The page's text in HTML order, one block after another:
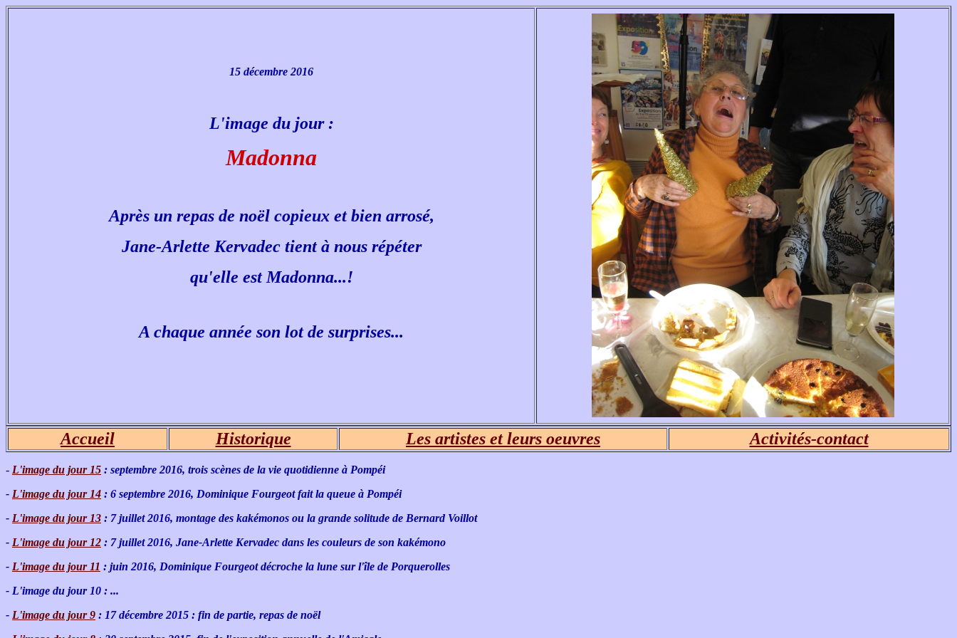
15 décembre 2016
L'image du jour :
Madonna
Après un repas de noël copieux et bien arrosé,
Jane-Arlette Kervadec tient à nous répéter
qu'elle est Madonna...!
A chaque année son lot de surprises...
Accueil Historique Les artistes et leurs oeuvres Activités-contact
- L'image du jour 15 : septembre 2016, trois scènes de la vie quotidienne à Pompéi
- L'image du jour 14 : 6 septembre 2016, Dominique Fourgeot fait la queue à Pompéi
- L'image du jour 13 : 7 juillet 2016, montage des kakémonos ou la grande solitude de Bernard Voillot
- L'image du jour 12 : 7 juillet 2016, Jane-Arlette Kervadec dans les couleurs de son kakémono
- L'image du jour 11 : juin 2016, Dominique Fourgeot décroche la lune sur l'île de Porquerolles
- L'image du jour 10 : ...
- L'image du jour 9 : 17 décembre 2015 : fin de partie, repas de noël